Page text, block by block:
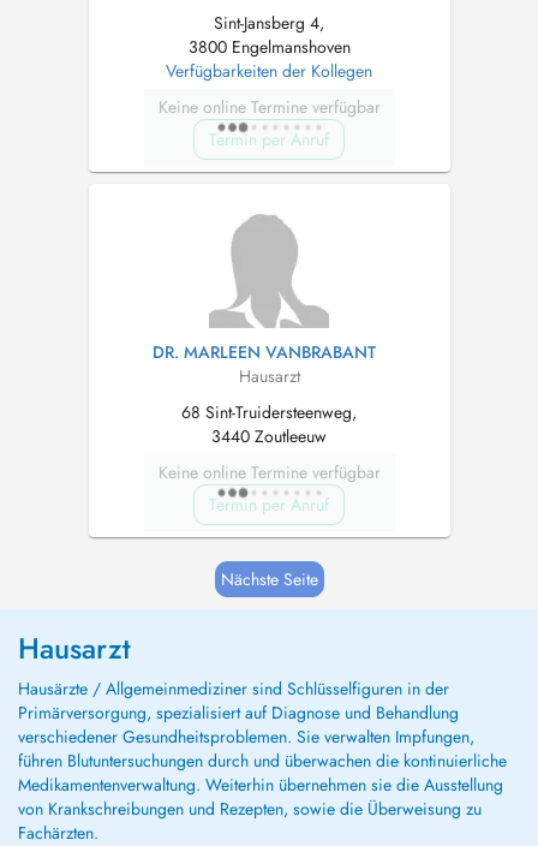
Sint-Jansberg 4,
3800 Engelmanshoven
Verfügbarkeiten der Kollegen
Keine online Termine verfügbar
Termin per Anruf
DR. MARLEEN VANBRABANT
Hausarzt
68 Sint-Truidersteenweg,
3440 Zoutleeuw
Keine online Termine verfügbar
Termin per Anruf
Nächste Seite
Hausarzt
Hausärzte / Allgemeinmediziner sind Schlüsselfiguren in der
Primärversorgung, spezialisiert auf Diagnose und Behandlung
verschiedener Gesundheitsproblemen. Sie verwalten Impfungen,
führen Blutuntersuchungen durch und überwachen die kontinuierliche
Medikamentenverwaltung. Weiterhin übernehmen sie die Ausstellung
von Krankschreibungen und Rezepten, sowie die Überweisung zu
Fachärzten.